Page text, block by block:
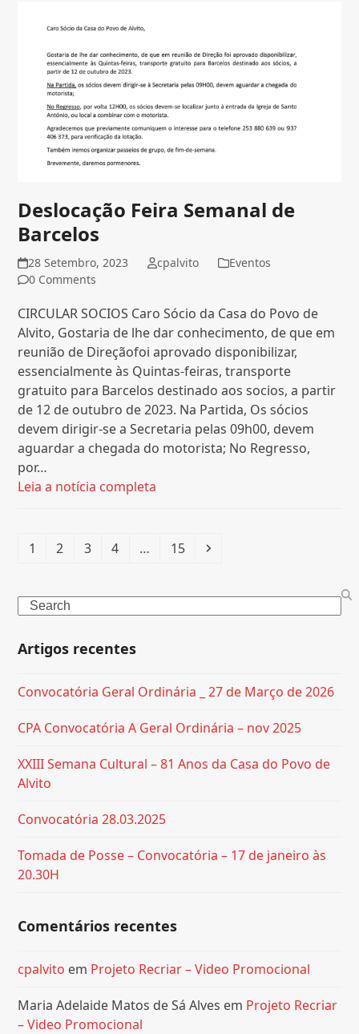
Deslocação Feira Semanal de
Barcelos
28 Setembro, 2023 cpalvito
Eventos
0 Comments
CIRCULAR SOCIOS Caro Sócio da Casa do Povo de
Alvito, Gostaria de lhe dar conhecimento, de que em
reunião de Direçãofoi aprovado disponibilizar,
essencialmente às Quintas-feiras, transporte
gratuito para Barcelos destinado aos socios, a partir
de 12 de outubro de 2023. Na Partida, Os sócios
devem dirigir-se a Secretaria pelas 09h00, devem
aguardar a chegada do motorista; No Regresso,
por…
Leia a notícia completa
Page
1 Page
2 Page
3 Page
4 … Page
15 Next
Search
Artigos recentes
Convocatória Geral Ordinária _ 27 de Março de 2026
CPA Convocatória A Geral Ordinária – nov 2025
XXIII Semana Cultural – 81 Anos da Casa do Povo de
Alvito
Convocatória 28.03.2025
Tomada de Posse – Convocatória – 17 de janeiro às
20.30H
Comentários recentes
cpalvito em Projeto Recriar – Video Promocional
Maria Adelaide Matos de Sá Alves em Projeto Recriar
– Video Promocional